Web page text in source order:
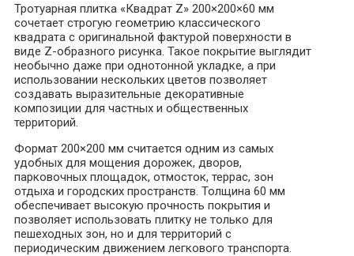
Тротуарная плитка «Квадрат Z» 200×200×60 мм
сочетает строгую геометрию классического
квадрата с оригинальной фактурой поверхности в
виде Z-образного рисунка. Такое покрытие выглядит
необычно даже при однотонной укладке, а при
использовании нескольких цветов позволяет
создавать выразительные декоративные
композиции для частных и общественных
территорий.
Формат 200×200 мм считается одним из самых
удобных для мощения дорожек, дворов,
парковочных площадок, отмосток, террас, зон
отдыха и городских пространств. Толщина 60 мм
обеспечивает высокую прочность покрытия и
позволяет использовать плитку не только для
пешеходных зон, но и для территорий с
периодическим движением легкового транспорта.